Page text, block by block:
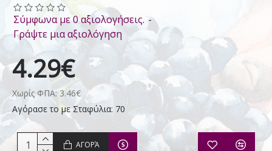
Σύμφωνα με 0 αξιολογήσεις. -
Γράψτε μια αξιολόγηση
4.29€
Χωρίς ΦΠΑ: 3.46€
Αγόρασε το με Σταφύλια: 70
ΑΓΟΡΆ